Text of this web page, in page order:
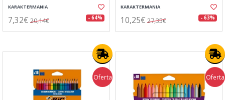
KARAKTERMANIA
7,32€ 20,14€ - 64%
KARAKTERMANIA
10,25€ 27,35€ - 63%
Oferta Oferta